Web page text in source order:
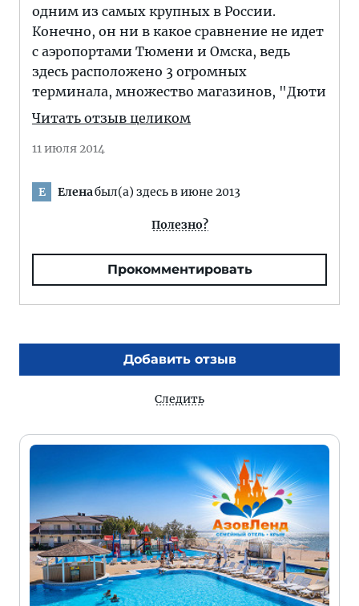
одним из самых крупных в России.
Конечно, он ни в какое сравнение не идет
с аэропортами Тюмени и Омска, ведь
здесь расположено 3 огромных
терминала, множество магазинов, "Дюти
Читать отзыв целиком
11 июля 2014
Е Еленабыл(а) здесь в июне 2013
Полезно?
Прокомментировать
Добавить отзыв
Следить